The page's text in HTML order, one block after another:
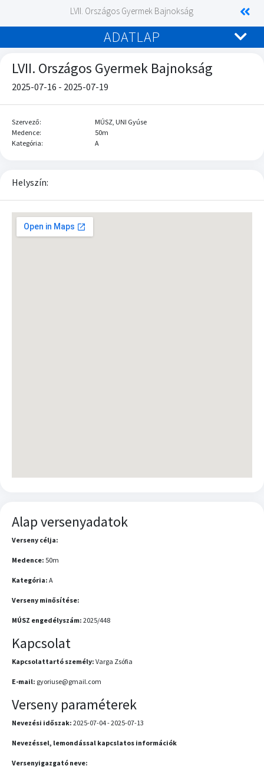
LVII. Országos Gyermek Bajnokság
ADATLAP
LVII. Országos Gyermek Bajnokság
2025-07-16 - 2025-07-19
Szervező:
MÚSZ, UNI Gyúse
Medence:
50m
Kategória:
A
Helyszín:
Alap versenyadatok
Verseny célja:
Medence: 50m
Kategória: A
Verseny minősítése:
MÚSZ engedélyszám: 2025/448
Kapcsolat
Kapcsolattartó személy: Varga Zsófia
E-mail: gyoriuse@gmail.com
Verseny paraméterek
Nevezési időszak: 2025-07-04 - 2025-07-13
Nevezéssel, lemondással kapcslatos információk
Versenyigazgató neve: